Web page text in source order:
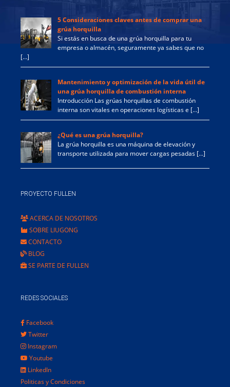
5 Consideraciones claves antes de comprar una
grúa horquilla
Si estás en busca de una grúa horquilla para tu
empresa o almacén, seguramente ya sabes que no
[…]
Mantenimiento y optimización de la vida útil de
una grúa horquilla de combustión interna
Introducción Las grúas horquillas de combustión
interna son vitales en operaciones logísticas e […]
¿Qué es una grúa horquilla?
La grúa horquilla es una máquina de elevación y
transporte utilizada para mover cargas pesadas […]
PROYECTO FULLEN
ACERCA DE NOSOTROS
SOBRE LIUGONG
CONTACTO
BLOG
SE PARTE DE FULLEN
REDES SOCIALES
Facebook
Twitter
Instagram
Youtube
LinkedIn
Politicas y Condiciones